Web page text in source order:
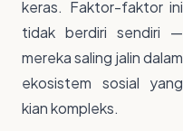
keras. Faktor-faktor ini
tidak berdiri sendiri —
mereka saling jalin dalam
ekosistem sosial yang
kian kompleks.